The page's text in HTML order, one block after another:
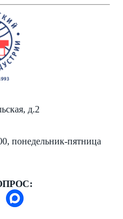
д.2
понедельник-пятница